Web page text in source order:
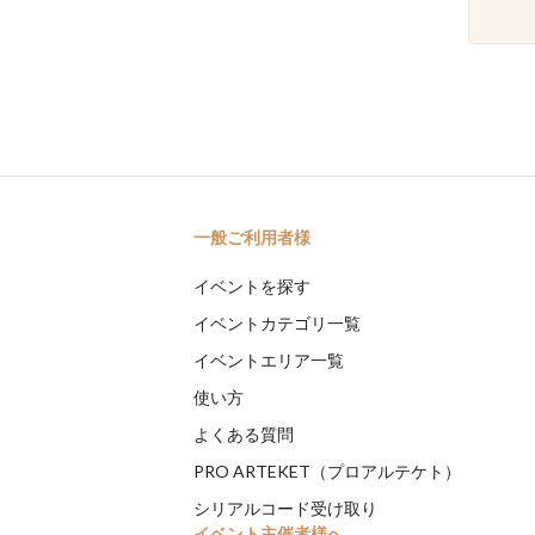
一般ご利用者様
イベントを探す
イベントカテゴリ一覧
イベントエリア一覧
使い方
よくある質問
PRO ARTEKET（プロアルテケト）
シリアルコード受け取り